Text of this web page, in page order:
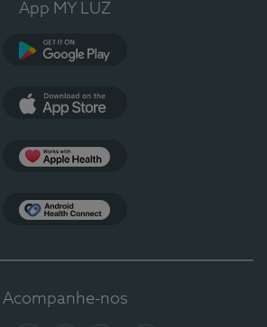
App MY LUZ
Acompanhe-nos